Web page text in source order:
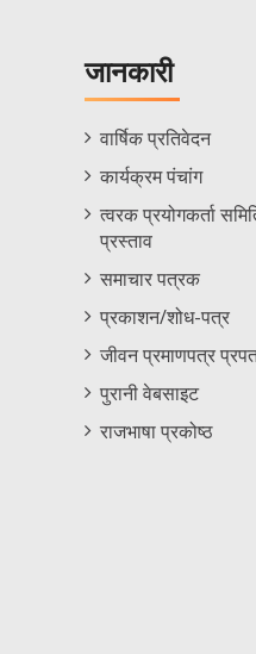
जानकारी
Informations
Menu
वार्षिक प्रतिवेदन
कार्यक्रम पंचांग
त्वरक प्रयोगकर्ता
प्रस्ताव
समाचार पत्रक
प्रकाशन/शोध-पत्र
जीवन प्रमाणपत्र
पुरानी वेबसाइट
राजभाषा प्रकोष्ठ